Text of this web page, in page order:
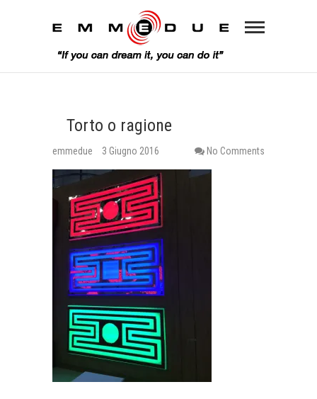
Torto o ragione
emmedue 3 Giugno 2016 No Comments